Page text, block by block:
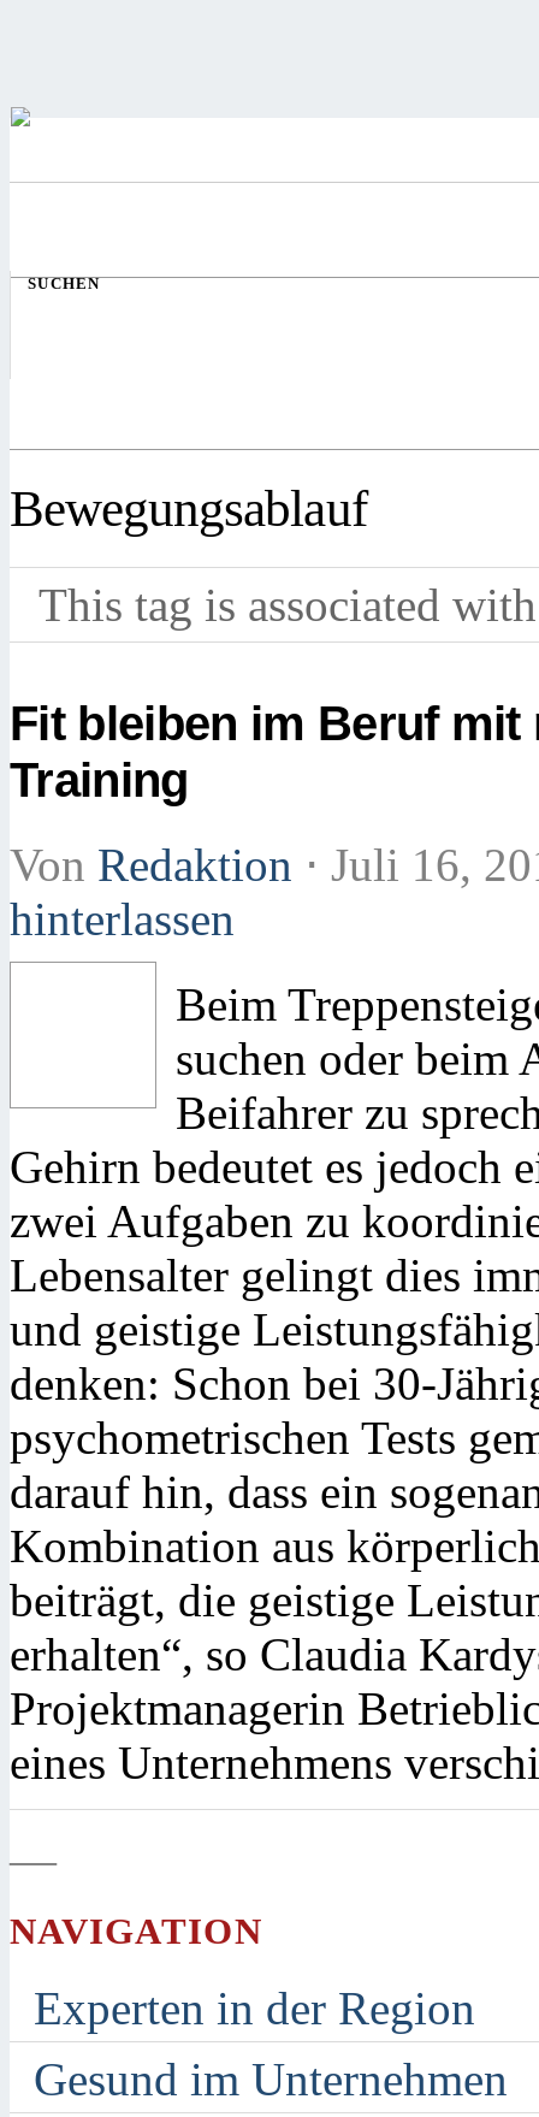
SUCHEN
Bewegungsablauf
This tag is associated
Fit bleiben im Beruf
Training
Von Redaktion ⋅ Juli 16,
hinterlassen
Beim
suchen oder beim
Beifahrer zu
Gehirn bedeutet es jedoch
zwei Aufgaben zu
Lebensalter gelingt dies
und geistige
denken: Schon bei 30-
psychometrischen Tests
darauf hin, dass ein
Kombination aus
beiträgt, die geistige
erhalten“, so Claudia
Projektmanagerin
eines Unternehmens
—
NAVIGATION
Experten in der Region
Gesund im Unternehmen